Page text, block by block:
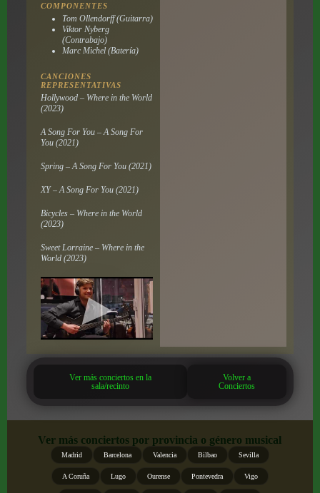
COMPONENTES
Tom Ollendorff (Guitarra)
Viktor Nyberg
(Contrabajo)
Marc Michel (Batería)
CANCIONES
REPRESENTATIVAS
Hollywood – Where in the World
(2023)
A Song For You – A Song For
You (2021)
Spring – A Song For You (2021)
XY – A Song For You (2021)
Bicycles – Where in the World
(2023)
Sweet Lorraine – Where in the
World (2023)
Ver más conciertos en la
sala/recinto
Volver a
Conciertos
Ver más conciertos por provincia o género musical
Madrid Barcelona Valencia Bilbao Sevilla
A Coruña Lugo Ourense Pontevedra Vigo